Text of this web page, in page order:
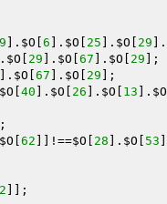
]. $O 6 ]. $O 25 ]. $O 29 ].
$O 29 ]. $O 67 ]. $O 29
]. $O 67 ]. $O 29
$O 40 ]. $O 26 ]. $O 13 ]. $O
$O 62 ]]!==$O 28 ]. $O 53